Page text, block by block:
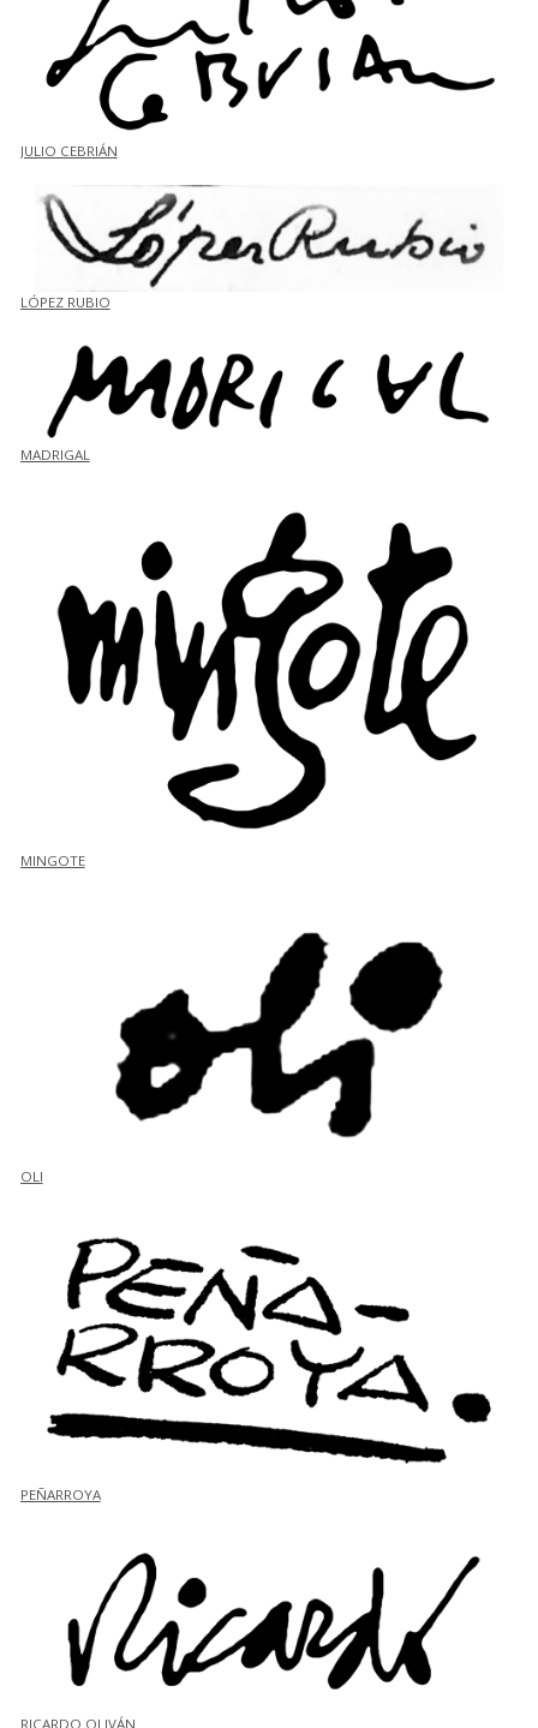
JULIO CEBRIÁN
LÓPEZ RUBIO
MADRIGAL
MINGOTE
OLI
PEÑARROYA
RICARDO OLIVÁN